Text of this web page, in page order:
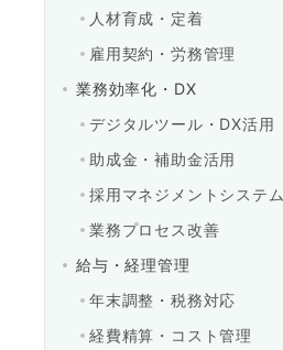
人材育成・定着
雇用契約・労務管理
業務効率化・DX
デジタルツール・DX活用
助成金・補助金活用
採用マネジメントシステム
業務プロセス改善
給与・経理管理
年末調整・税務対応
経費精算・コスト管理